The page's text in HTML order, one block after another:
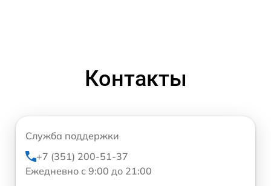
Контакты
Служба поддержки
+7 (351) 200-51-37
Ежедневно с 9:00 до 21:00